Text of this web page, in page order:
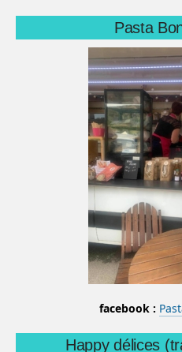
Pasta
facebook :
Happy délices